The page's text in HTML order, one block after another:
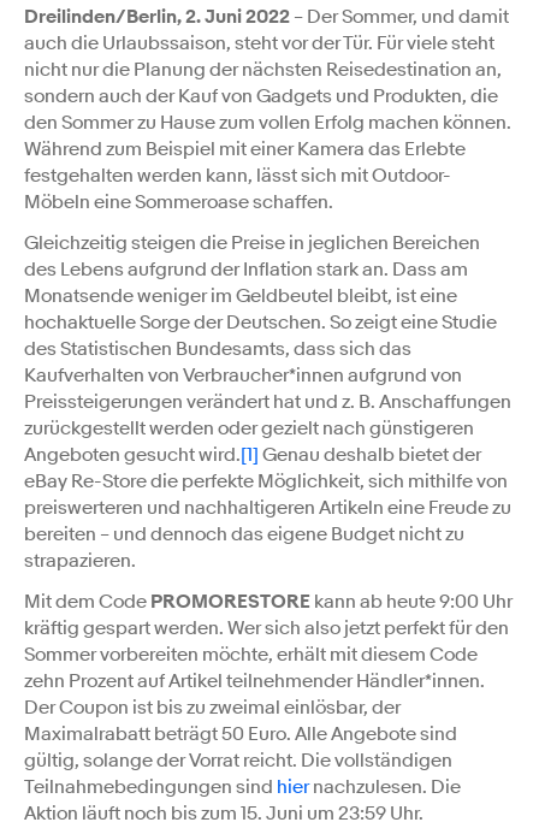
Dreilinden/Berlin, 2. Juni 2022 – Der Sommer, und damit
auch die Urlaubssaison, steht vor der Tür. Für viele steht
nicht nur die Planung der nächsten Reisedestination an,
sondern auch der Kauf von Gadgets und Produkten, die
den Sommer zu Hause zum vollen Erfolg machen können.
Während zum Beispiel mit einer Kamera das Erlebte
festgehalten werden kann, lässt sich mit Outdoor-
Möbeln eine Sommeroase schaffen.
Gleichzeitig steigen die Preise in jeglichen Bereichen
des Lebens aufgrund der Inflation stark an. Dass am
Monatsende weniger im Geldbeutel bleibt, ist eine
hochaktuelle Sorge der Deutschen. So zeigt eine Studie
des Statistischen Bundesamts, dass sich das
Kaufverhalten von Verbraucher*innen aufgrund von
Preissteigerungen verändert hat und z. B. Anschaffungen
zurückgestellt werden oder gezielt nach günstigeren
Angeboten gesucht wird.[1] Genau deshalb bietet der
eBay Re-Store die perfekte Möglichkeit, sich mithilfe von
preiswerteren und nachhaltigeren Artikeln eine Freude zu
bereiten – und dennoch das eigene Budget nicht zu
strapazieren.
Mit dem Code PROMORESTORE kann ab heute 9:00 Uhr
kräftig gespart werden. Wer sich also jetzt perfekt für den
Sommer vorbereiten möchte, erhält mit diesem Code
zehn Prozent auf Artikel teilnehmender Händler*innen.
Der Coupon ist bis zu zweimal einlösbar, der
Maximalrabatt beträgt 50 Euro. Alle Angebote sind
gültig, solange der Vorrat reicht. Die vollständigen
Teilnahmebedingungen sind hiernachzulesen. Die
Aktion läuft noch bis zum 15. Juni um 23:59 Uhr.